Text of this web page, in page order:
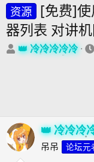
资源 [免费]使
器列表 对讲
主 冷冷冷冷冷
冷冷冷
吊吊 论坛元